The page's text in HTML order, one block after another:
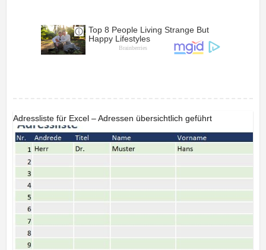
Adressliste für Excel – Adressen übersichtlich geführt